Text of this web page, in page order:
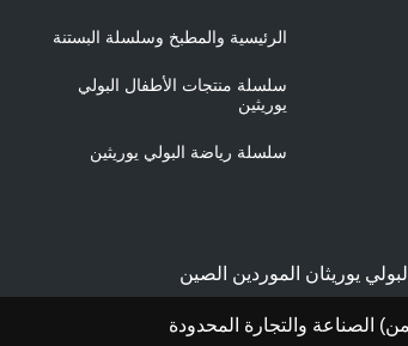
الرئيسية والمطبخ وسلسلة البستنة
سلسلة منتجات الأطفال البولي
يوريثين
سلسلة رياضة البولي يوريثين
البولي يوريثان الموردين الصين